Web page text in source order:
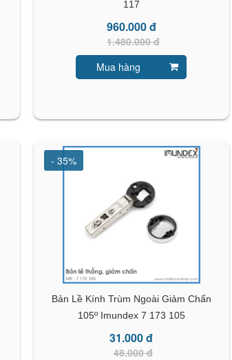
117
960.000 đ
1.480.000 đ
Mua hàng
- 35%
Bản Lề Kính Trùm Ngoài Giảm Chấn
105º Imundex 7 173 105
31.000 đ
48.000 đ